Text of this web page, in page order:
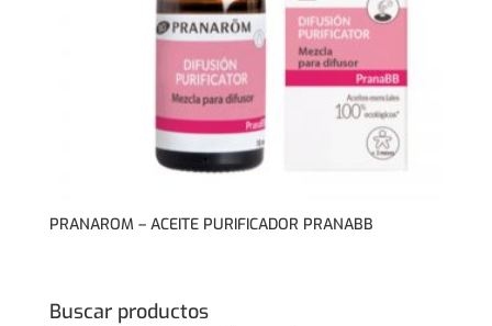
PRANAROM – ACEITE PURIFICADOR PRANABB
Buscar productos